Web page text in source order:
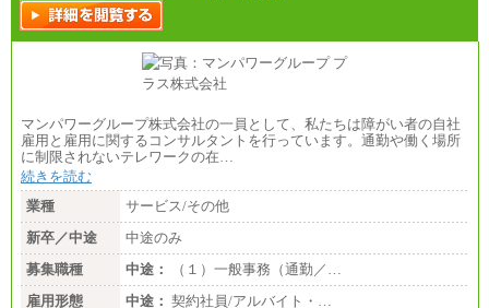
マンパワーグループ株式会社の一員として、私たちは障がい者の自社
雇用と雇用に関するコンサルタントを行っています。通勤や働く場所
に制限されないテレワークの在…
続きを読む
業種
サービス/その他
新卒／中途
中途のみ
募集職種
中途：
（１）一般事務（通勤／…
雇用形態
中途： 契約社員/アルバイト・…